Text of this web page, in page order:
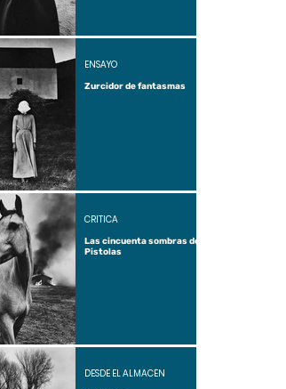
Zurcidor de fantasmas
ENSAYO
Las cincuenta sombras de
Pistolas
CRÍTICA
DESDE EL ALMACÉN